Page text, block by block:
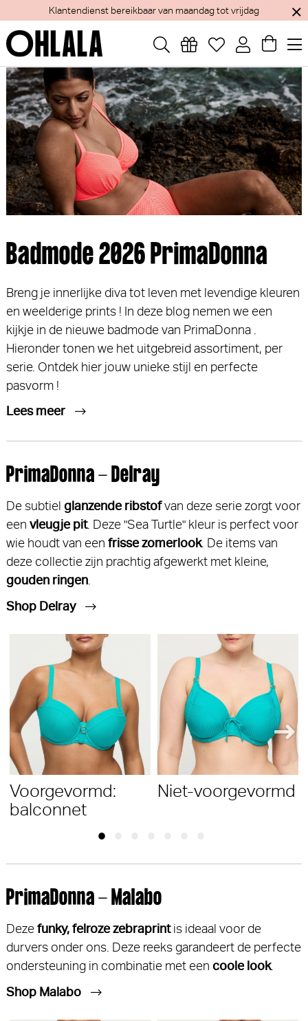
Klantendienst bereikbaar van maandag tot vrijdag
Badmode 2026 PrimaDonna
Breng je innerlijke diva tot leven met levendige kleuren
en weelderige prints ! In deze blog nemen we een
kijkje in de nieuwe badmode van PrimaDonna .
Hieronder tonen we het uitgebreid assortiment, per
serie. Ontdek hier jouw unieke stijl en perfecte
pasvorm !
Lees meer
PrimaDonna - Delray
De subtiel glanzende ribstofvan deze serie zorgt voor
een vleugje pit. Deze "Sea Turtle" kleur is perfect voor
wie houdt van een frisse zomerlook. De items van
deze collectie zijn prachtig afgewerkt met kleine,
gouden ringen.
Shop Delray
Voorgevormd:
balconnet
Niet-voorgevormd
PrimaDonna - Malabo
Dezefunky, felroze zebraprintis ideaal voor de
durvers onder ons. Deze reeks garandeert de perfecte
ondersteuning in combinatie met een coole look.
Shop Malabo